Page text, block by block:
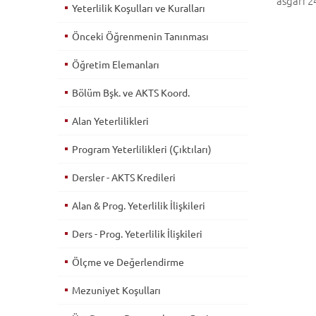
Yeterlilik Koşulları ve Kuralları
Önceki Öğrenmenin Tanınması
Öğretim Elemanları
Bölüm Bşk. ve AKTS Koord.
Alan Yeterlilikleri
Program Yeterlilikleri (Çıktıları)
Dersler - AKTS Kredileri
Alan & Prog. Yeterlilik İlişkileri
Ders - Prog. Yeterlilik İlişkileri
Ölçme ve Değerlendirme
Mezuniyet Koşulları